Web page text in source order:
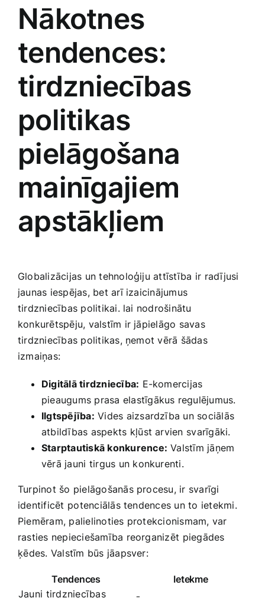
Nākotnes
tendences:
tirdzniecības
politikas
pielāgošana​
mainīgajiem
apstākļiem
Globalizācijas un‍ tehnoloģiju attīstība ir ⁤radījusi⁢
jaunas‌ iespējas, ‍bet‍ arī izaicinājumus‍
tirdzniecības politikai. ​lai ‍nodrošinātu
konkurētspēju, valstīm ir jāpielāgo savas
tirdzniecības politikas,​ ņemot​ vērā šādas
izmaiņas:
Digitālā tirdzniecība: ‌E-komercijas
pieaugums prasa elastīgākus regulējumus.
Ilgtspējība: Vides aizsardzība un sociālās
‍atbildības aspekts⁣ kļūst arvien⁤ svarīgāki.
Starptautiskā konkurence: Valstīm jāņem
‍vērā jauni ⁤tirgus un​ konkurenti.
Turpinot šo pielāgošanās procesu, ir svarīgi⁢
identificēt⁣ potenciālās​ tendences un to ietekmi. ​
Piemēram, palielinoties protekcionismam, var
rasties nepieciešamība reorganizēt ⁢piegādes
⁤ķēdes. Valstīm būs jāapsver:
Tendences
Ietekme
Jauni⁣ tirdzniecības